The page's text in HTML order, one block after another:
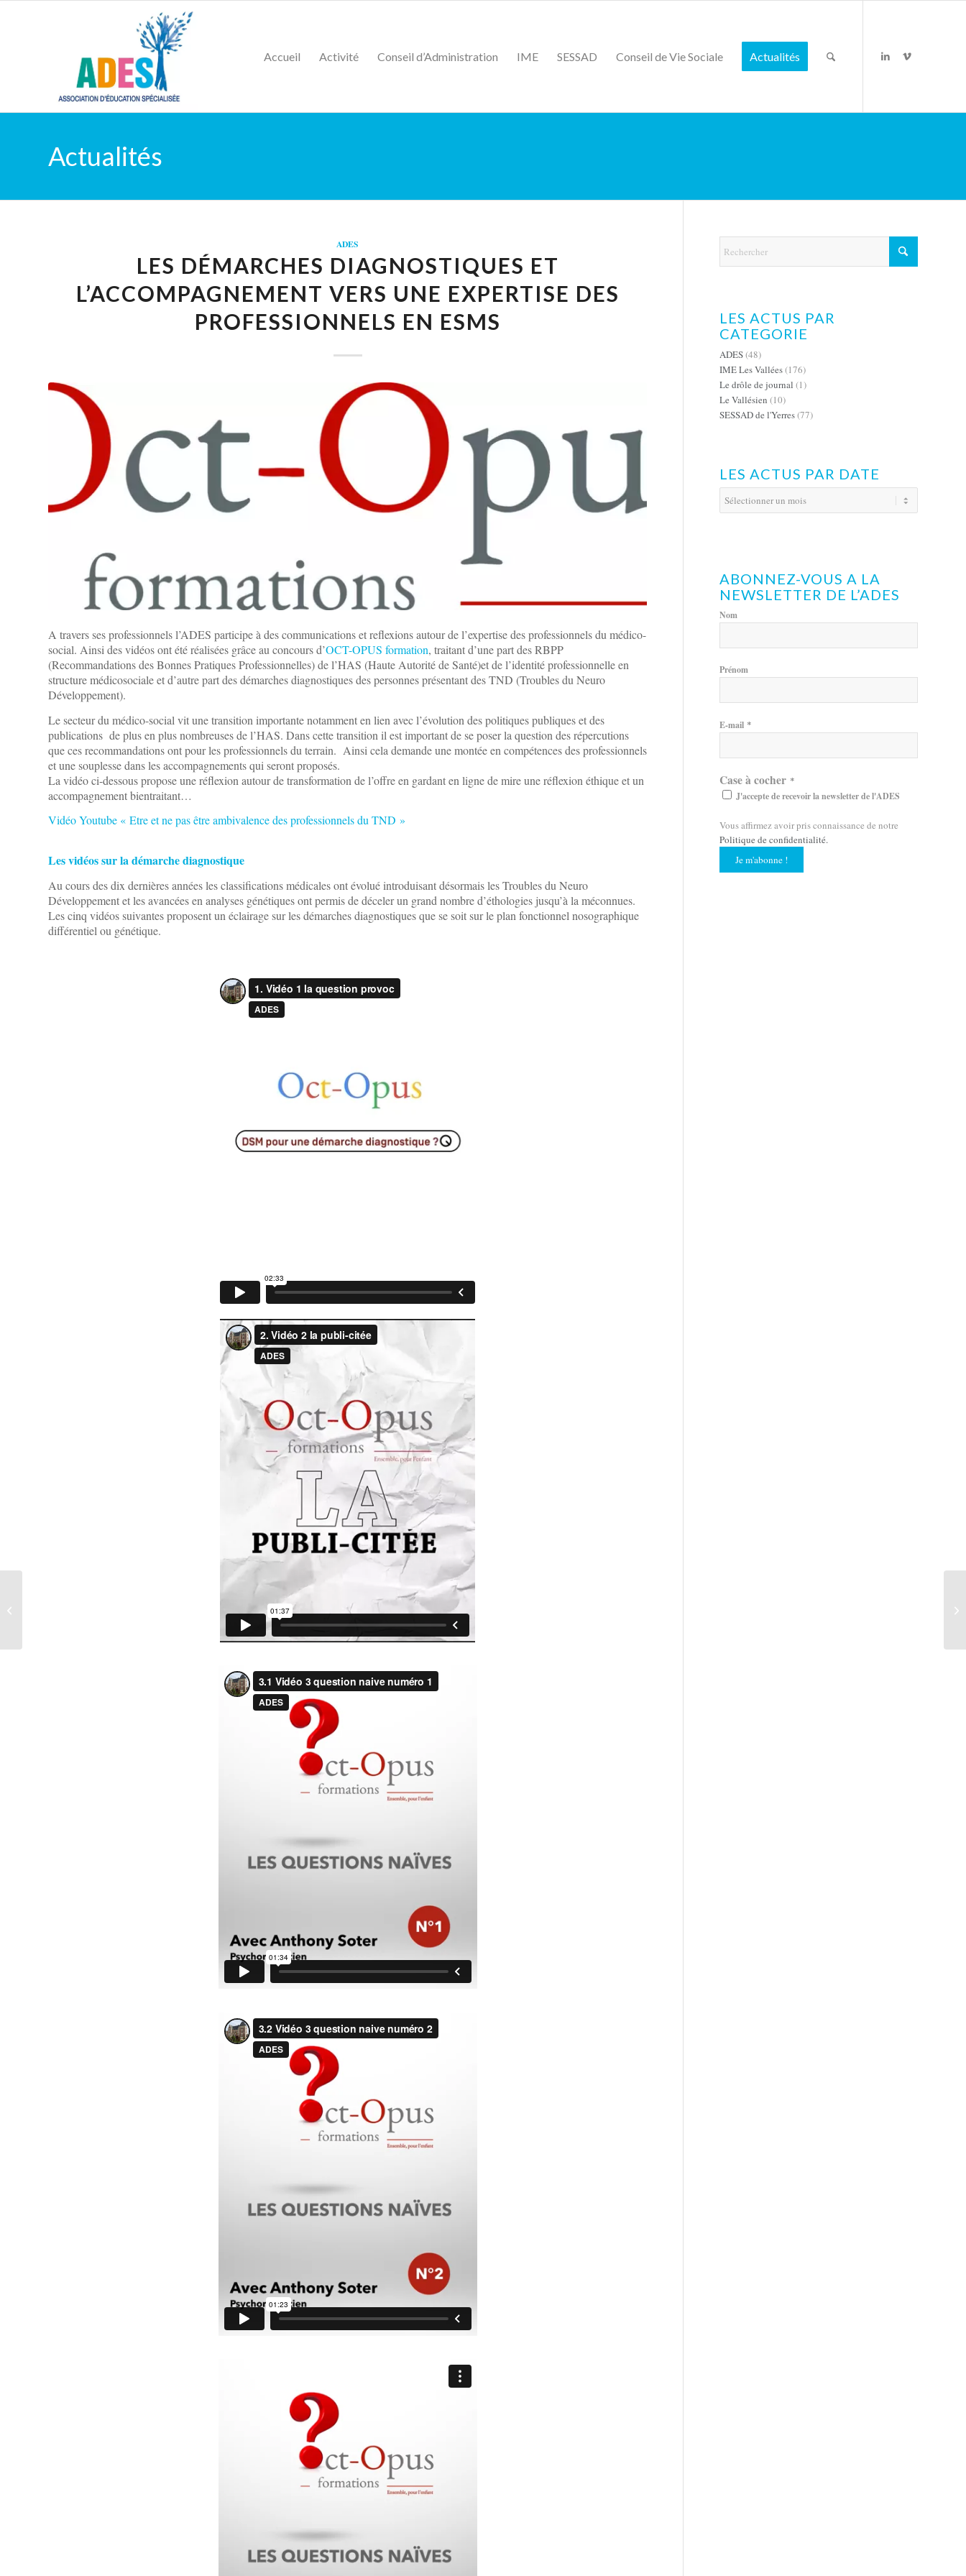
Accueil Activité Conseil d’Administration IME SESSAD Conseil de Vie Sociale Actualités
Actualités
ADES
LES DÉMARCHES DIAGNOSTIQUES ET
L’ACCOMPAGNEMENT VERS UNE EXPERTISE DES
PROFESSIONNELS EN ESMS
A travers ses professionnels l’ADES participe à des communications et reflexions autour de l’expertise des professionnels du médico-
social. Ainsi des vidéos ont été réalisées grâce au concours d’OCT-OPUS formation, traitant d’une part des RBPP
(Recommandations des Bonnes Pratiques Professionnelles) de l’HAS (Haute Autorité de Santé)et de l’identité professionnelle en
structure médicosociale et d’autre part des démarches diagnostiques des personnes présentant des TND (Troubles du Neuro
Développement).
Le secteur du médico-social vit une transition importante notamment en lien avec l’évolution des politiques publiques et des
publications de plus en plus nombreuses de l’HAS. Dans cette transition il est important de se poser la question des répercutions
que ces recommandations ont pour les professionnels du terrain. Ainsi cela demande une montée en compétences des professionnels
et une souplesse dans les accompagnements qui seront proposés.
La vidéo ci-dessous propose une réflexion autour de transformation de l’offre en gardant en ligne de mire une réflexion éthique et un
accompagnement bientraitant…
Vidéo Youtube « Etre et ne pas être ambivalence des professionnels du TND »
Les vidéos sur la démarche diagnostique
Au cours des dix dernières années les classifications médicales ont évolué introduisant désormais les Troubles du Neuro
Développement et les avancées en analyses génétiques ont permis de déceler un grand nombre d’éthologies jusqu’à la méconnues.
Les cinq vidéos suivantes proposent un éclairage sur les démarches diagnostiques que se soit sur le plan fonctionnel nosographique
différentiel ou génétique.
LES ACTUS PAR
CATEGORIE
ADES(48)
IME Les Vallées(176)
Le drôle de journal (1)
Le Vallésien (10)
SESSAD de l'Yerres(77)
LES ACTUS PAR DATE
ABONNEZ-VOUS A LA
NEWSLETTER DE L’ADES
Nom
Prénom
E-mail *
Case à cocher *
J'accepte de recevoir la newsletter de l'ADES
Vous affirmez avoir pris connaissance de notre
Politique de confidentialité.